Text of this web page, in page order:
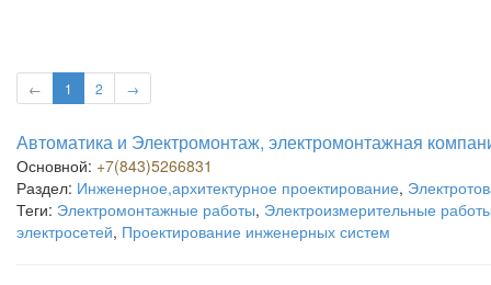
← 1 2 →
Автоматика и Электромонтаж, электромонтажная
Основной: +7(843)5266831
Раздел: Инженерное,архитектурное проектирование,
Теги: Электромонтажные работы, Электроизмерительные
электросетей, Проектирование инженерных систем